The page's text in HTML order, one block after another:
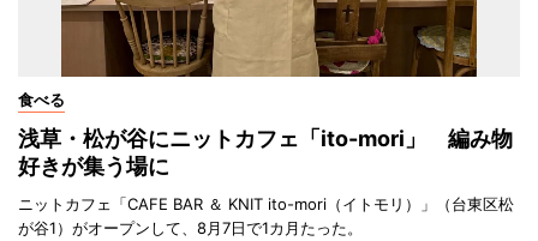
食べる
浅草・松が谷にニットカフェ「ito-mori」 編み物
好きが集う場に
ニットカフェ「CAFE BAR ＆ KNIT ito-mori（イトモリ）」（台東区松
が谷1）がオープンして、8月7日で1カ月たった。